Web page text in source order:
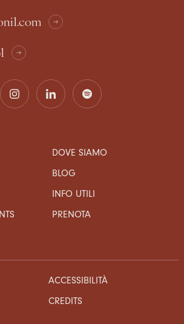
DOVE SIAMO
BLOG
INFO UTILI
PRENOTA
ACCESSIBILITÀ
CREDITS